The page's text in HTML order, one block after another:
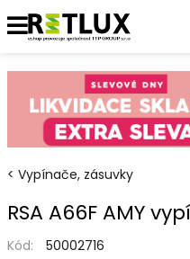
Vypínače, zásuvky
RSA A66F AMY
Kód:
50002716